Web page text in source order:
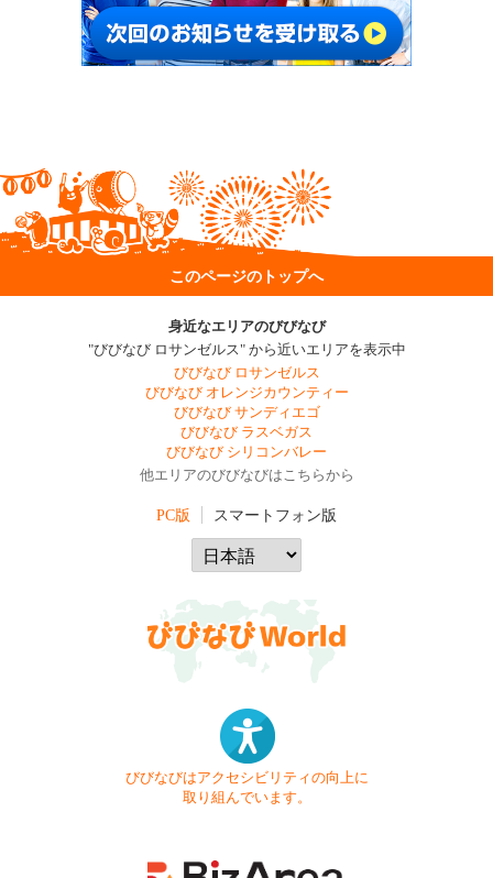
このページのトップへ
身近なエリアのびびなび
"びびなび ロサンゼルス" から近いエリアを表示中
びびなび ロサンゼルス
びびなび オレンジカウンティー
びびなび サンディエゴ
びびなび ラスベガス
びびなび シリコンバレー
他エリアのびびなびはこちらから
PC版 スマートフォン版
びびなびはアクセシビリティの向上に
取り組んでいます。